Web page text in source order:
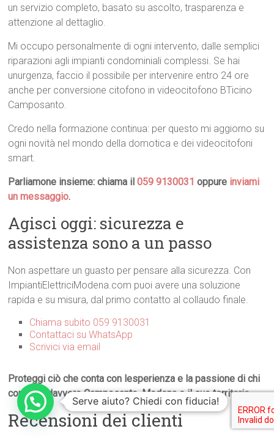
un servizio completo, basato su ascolto, trasparenza e
attenzione al dettaglio.
Mi occupo personalmente di ogni intervento, dalle semplici
riparazioni agli impianti condominiali complessi. Se hai
unurgenza, faccio il possibile per intervenire entro 24 ore
anche per conversione citofono in videocitofono BTicino
Camposanto.
Credo nella formazione continua: per questo mi aggiorno su
ogni novità nel mondo della domotica e dei videocitofoni
smart.
Parliamone insieme: chiama il059 9130031 oppure inviami
un messaggio.
Agisci oggi: sicurezza e
assistenza sono a un passo
Non aspettare un guasto per pensare alla sicurezza. Con
ImpiantiElettriciModena.com puoi avere una soluzione
rapida e su misura, dal primo contatto al collaudo finale.
Chiama subito 059 9130031
Contattaci su WhatsApp
Scrivici via email
Proteggi ciò che conta con lesperienza e la passione di chi
conosce davvero Camposanto, Modena e il suo territorio.
Recensioni dei clienti
Serve aiuto? Chiedi con fiducia!